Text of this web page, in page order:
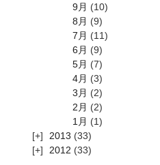
9月 (10)
8月 (9)
7月 (11)
6月 (9)
5月 (7)
4月 (3)
3月 (2)
2月 (2)
1月 (1)
2013 (33)
2012 (33)